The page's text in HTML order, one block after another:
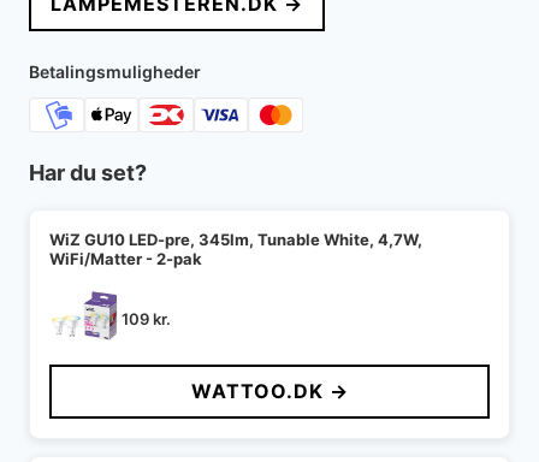
var:
2.099 kr..
er:
Betalingsmuligheder
Har du set?
WiZ GU10 LED-pre, 345lm, Tunable White, 4,7W,
WiFi/Matter - 2-pak
109kr.
WATTOO.DK →